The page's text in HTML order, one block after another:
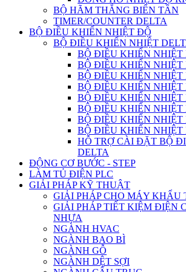
BỘ HÃM THẮNG BIẾN TẦN
TIMER/COUNTER DELTA
BỘ ĐIỀU KHIỂN NHIỆT ĐỘ
BỘ ĐIỀU KHIỂN NHIỆT
BỘ ĐIỀU KHIỂN NHIỆT
BỘ ĐIỀU KHIỂN NHIỆT
BỘ ĐIỀU KHIỂN NHIỆT
BỘ ĐIỀU KHIỂN NHIỆT
BỘ ĐIỀU KHIỂN NHIỆT
BỘ ĐIỀU KHIỂN NHIỆT
BỘ ĐIỀU KHIỂN NHIỆT
BỘ ĐIỀU KHIỂN NHIỆT
HỖ TRỢ CÀI ĐẶT BỘ
DELTA
ĐỘNG CƠ BƯỚC - STEP
LÀM TỦ ĐIỆN PLC
GIẢI PHÁP KỸ THUẬT
GIẢI PHÁP CHO MÁY KHẨU
GIẢI PHÁP TIẾT KIỆM ĐIỆN
NHỰA
NGÀNH HVAC
NGÀNH BAO BÌ
NGÀNH GỖ
NGÀNH DỆT SỢI